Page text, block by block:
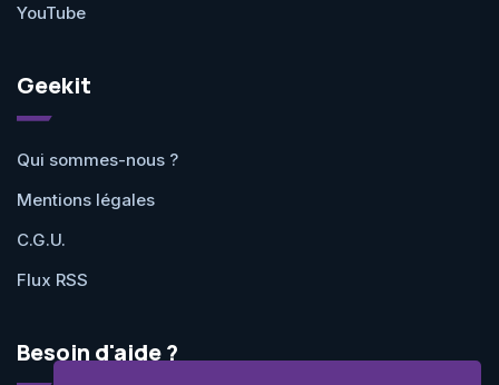
YouTube
Geekit
Qui sommes-nous ?
Mentions légales
C.G.U.
Flux RSS
Besoin d'aide ?